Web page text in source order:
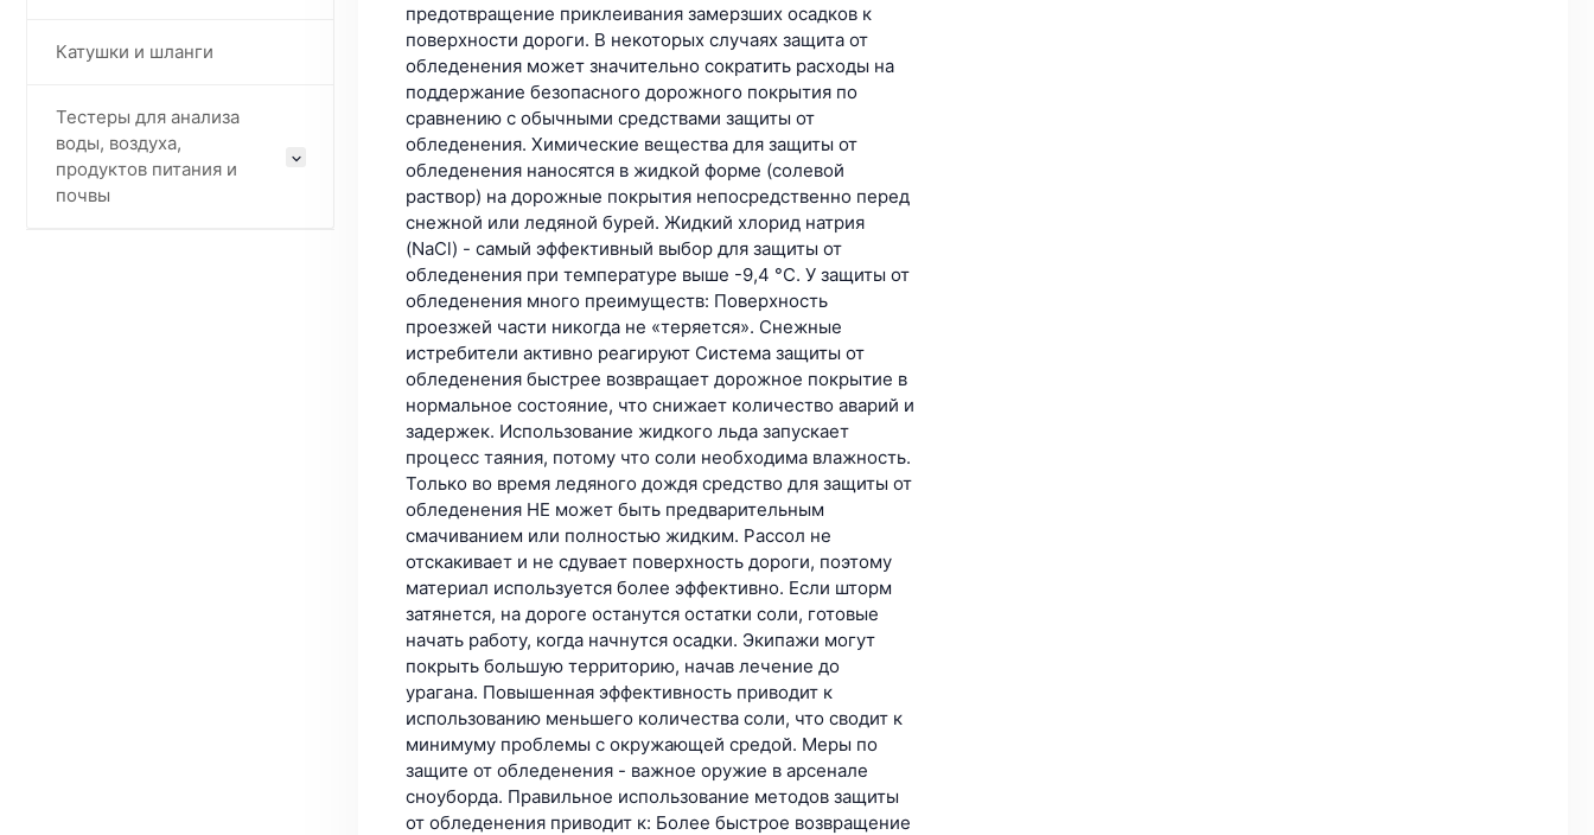
Катушки и шланги
Тестеры для анализа
воды, воздуха,
продуктов питания и
почвы
предотвращение приклеивания замерзших осадков к
поверхности дороги. В некоторых случаях защита от
обледенения может значительно сократить расходы на
поддержание безопасного дорожного покрытия по
сравнению с обычными средствами защиты от
обледенения. Химические вещества для защиты от
обледенения наносятся в жидкой форме (солевой
раствор) на дорожные покрытия непосредственно перед
снежной или ледяной бурей. Жидкий хлорид натрия
(NaCl) - самый эффективный выбор для защиты от
обледенения при температуре выше -9,4 °C. У защиты от
обледенения много преимуществ: Поверхность
проезжей части никогда не «теряется». Снежные
истребители активно реагируют Система защиты от
обледенения быстрее возвращает дорожное покрытие в
нормальное состояние, что снижает количество аварий и
задержек. Использование жидкого льда запускает
процесс таяния, потому что соли необходима влажность.
Только во время ледяного дождя средство для защиты от
обледенения НЕ может быть предварительным
смачиванием или полностью жидким. Рассол не
отскакивает и не сдувает поверхность дороги, поэтому
материал используется более эффективно. Если шторм
затянется, на дороге останутся остатки соли, готовые
начать работу, когда начнутся осадки. Экипажи могут
покрыть большую территорию, начав лечение до
урагана. Повышенная эффективность приводит к
использованию меньшего количества соли, что сводит к
минимуму проблемы с окружающей средой. Меры по
защите от обледенения - важное оружие в арсенале
сноуборда. Правильное использование методов защиты
от обледенения приводит к: Более быстрое возвращение